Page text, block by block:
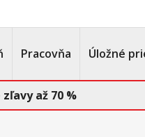
Pracovňa Úložné
až 70 %